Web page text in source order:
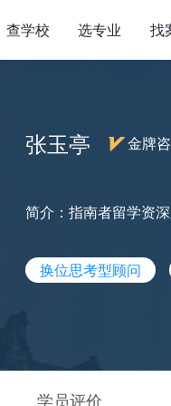
查学校 选专业 找
张玉亭 金牌
简介：指南者留学资
换位思考型顾问
学员评价